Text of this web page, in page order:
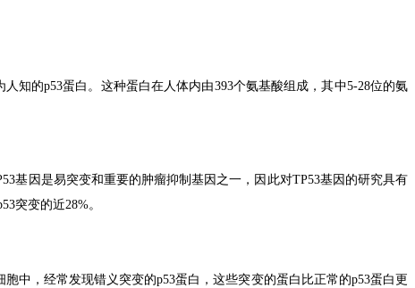
人知的p53蛋白。这种蛋白在人体内由393个氨基酸组成，其中5-28位的氨
基因是易突变和重要的肿瘤抑制基因之一，因此对TP53基因的研究具有
突变的近28%。
胞中，经常发现错义突变的p53蛋白，这些突变的蛋白比正常的p53蛋白更